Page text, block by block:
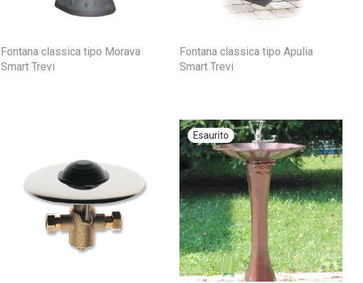
Fontana classica tipo Morava
Smart Trevi
Fontana classica tipo Apulia
Smart Trevi